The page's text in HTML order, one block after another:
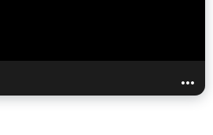
...